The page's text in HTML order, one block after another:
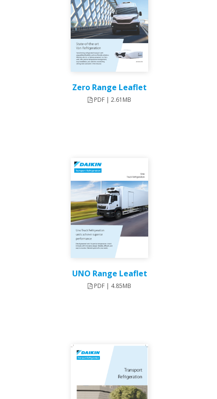
Zero Range Leaflet
PDF | 2.61MB
UNO Range Leaflet
PDF | 4.85MB